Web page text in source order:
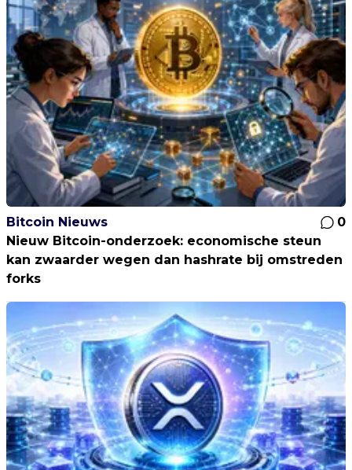
Bitcoin Nieuws
0
Nieuw Bitcoin-onderzoek: economische steun
kan zwaarder wegen dan hashrate bij omstreden
forks